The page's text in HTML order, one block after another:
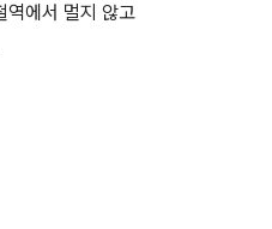
역에서 멀지 않고